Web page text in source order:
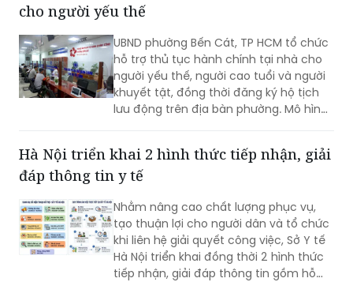
cho người yếu thế
UBND phường Bến Cát, TP HCM tổ chức
hỗ trợ thủ tục hành chính tại nhà cho
người yếu thế, người cao tuổi và người
khuyết tật, đồng thời đăng ký hộ tịch
lưu động trên địa bàn phường. Mô hình
Hà Nội triển khai 2 hình thức tiếp nhận, giải
đáp thông tin y tế
Nhằm nâng cao chất lượng phục vụ,
tạo thuận lợi cho người dân và tổ chức
khi liên hệ giải quyết công việc, Sở Y tế
Hà Nội triển khai đồng thời 2 hình thức
tiếp nhận, giải đáp thông tin gồm hỗ